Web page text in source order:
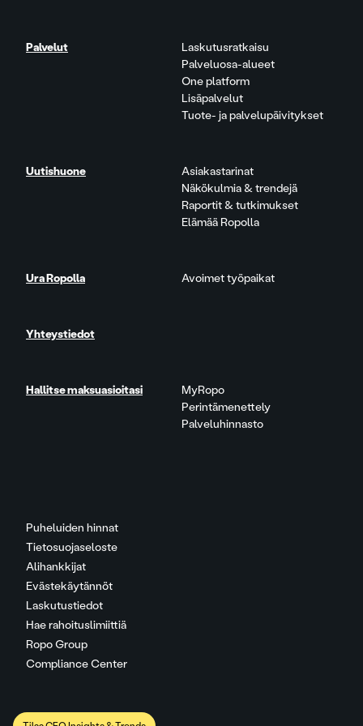
Puheluiden hinnat
Tietosuojaseloste
Alihankkijat
Evästekäytännöt
Laskutustiedot
Hae rahoituslimiittiä
Ropo Group
Compliance Center
Palvelut
Laskutusratkaisu
Palveluosa-alueet
One platform
Lisäpalvelut
Tuote- ja palvelupäivitykset
Uutishuone
Asiakastarinat
Näkökulmia & trendejä
Raportit & tutkimukset
Elämää Ropolla
Ura Ropolla Avoimet työpaikat
Yhteystiedot
Hallitse maksuasioitasi
MyRopo
Perintämenettely
Palveluhinnasto